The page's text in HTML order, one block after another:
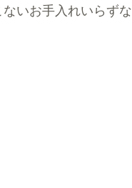
いお手入れいらずな